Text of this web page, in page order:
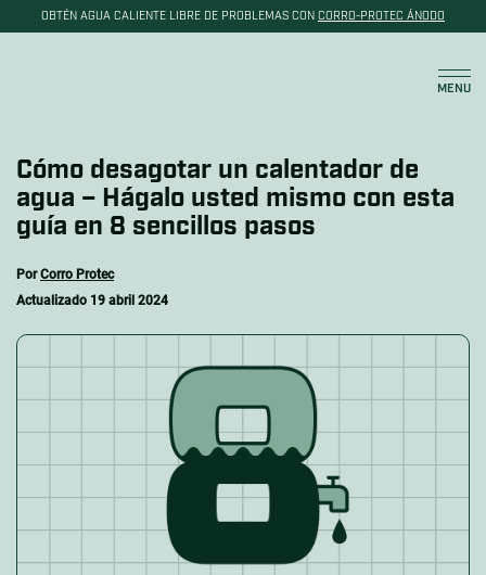
OBTÉN AGUA CALIENTE LIBRE DE PROBLEMAS CON CORRO-PROTEC ÁNODO
CarritoMENU
Cómo desagotar un calentador de
agua – Hágalo usted mismo con esta
guía en 8 sencillos pasos
PorCorro Protec
Actualizado 19 abril 2024